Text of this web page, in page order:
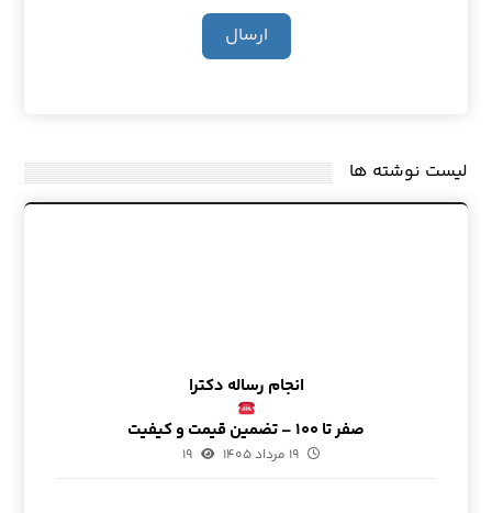
ارسال
لیست نوشته ها
انجام رساله دکترا
صفر تا ۱۰۰ – تضمین قیمت و کیفیت
۱۹ مرداد ۱۴۰۵ ۱۹